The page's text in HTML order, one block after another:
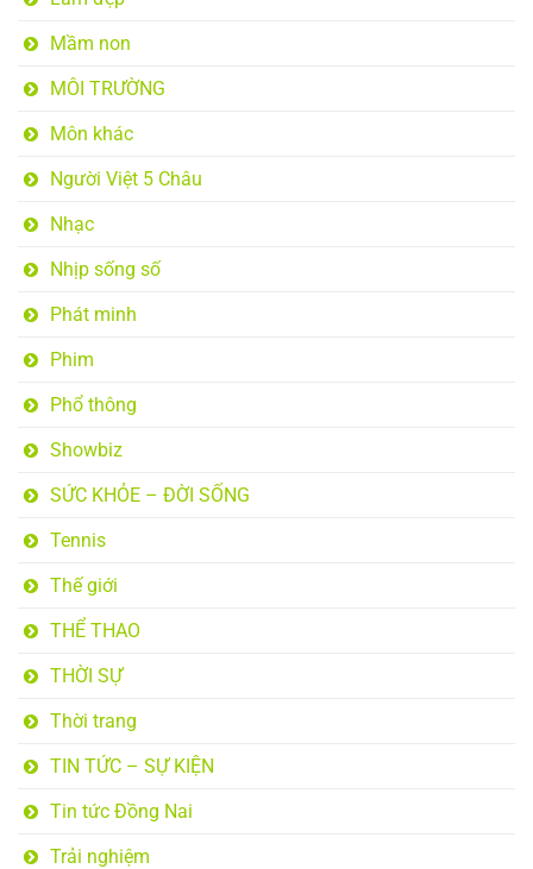
Mầm non
MÔI TRƯỜNG
Môn khác
Người Việt 5 Châu
Nhạc
Nhịp sống số
Phát minh
Phim
Phổ thông
Showbiz
SỨC KHỎE – ĐỜI SỐNG
Tennis
Thế giới
THỂ THAO
THỜI SỰ
Thời trang
TIN TỨC – SỰ KIỆN
Tin tức Đồng Nai
Trải nghiệm